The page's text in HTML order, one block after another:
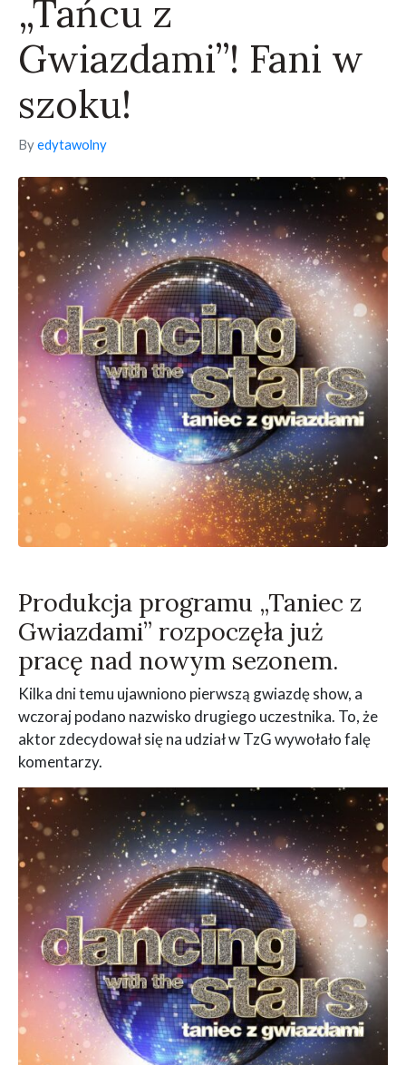
„Tańcu z
Gwiazdami”! Fani w
szoku!
Byedytawolny
Produkcja programu „Taniec z
Gwiazdami” rozpoczęła już
pracę nad nowym sezonem.
Kilka dni temu ujawniono pierwszą gwiazdę show, a
wczoraj podano nazwisko drugiego uczestnika. To, że
aktor zdecydował się na udział w TzG wywołało falę
komentarzy.